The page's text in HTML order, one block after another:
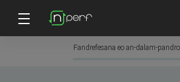
Fandrefesana eo an-dalam-